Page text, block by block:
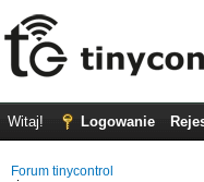
Witaj! Logowanie
Forum tinycontrol